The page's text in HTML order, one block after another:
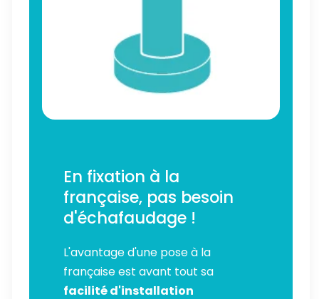
En fixation à la
française, pas besoin
d'échafaudage !
L'avantage d'une pose à la
française est avant tout sa
facilité d'installation